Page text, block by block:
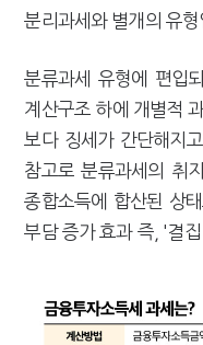
분리과세와 별개의 유형
분류과세 유형에 편입
계산구조 하에 개별적
보다 징세가 간단해지
참고로 분류과세의 취
종합소득에 합산된 상
부담 증가 효과 즉, '결